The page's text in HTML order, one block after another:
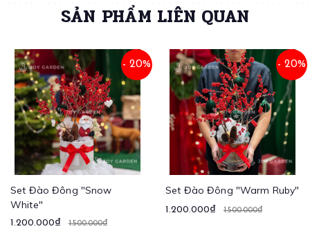
SẢN PHẨM LIÊN QUAN
- 20%
Set Đào Đông "Snow
White"
1.200.000₫ 1.500.000₫
- 20%
Set Đào Đông "Warm Ruby"
1.200.000₫ 1.500.000₫